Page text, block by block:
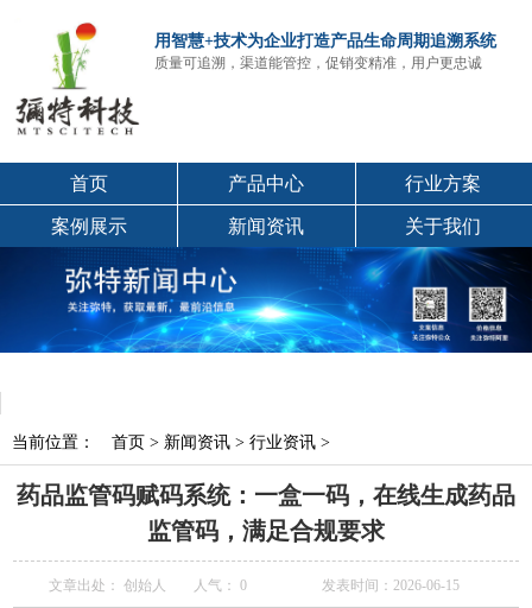
用智慧+技术为企业打造产品生命周期追溯系统
质量可追溯，渠道能管控，促销变精准，用户更忠诚
首页 产品中心 行业方案
案例展示 新闻资讯 关于我们
当前位置： 首页 > 新闻资讯 > 行业资讯 >
药品监管码赋码系统：一盒一码，在线生成药品
监管码，满足合规要求
文章出处： 创始人 人气： 0 发表时间：2026-06-15